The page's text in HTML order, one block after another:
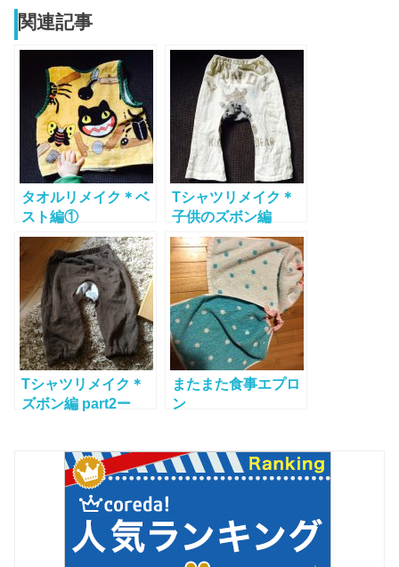
関連記事
タオルリメイク＊ベ
スト編①
Tシャツリメイク＊
子供のズボン編
Tシャツリメイク＊
ズボン編 part2ー
またまた食事エプロ
ン